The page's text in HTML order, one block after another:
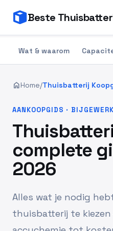
Beste
Wat & waarom
homeHome/Thuisbatterij
AANKOOPGIDS ·
complete
2026
Alles wat je nodig
thuisbatterij te